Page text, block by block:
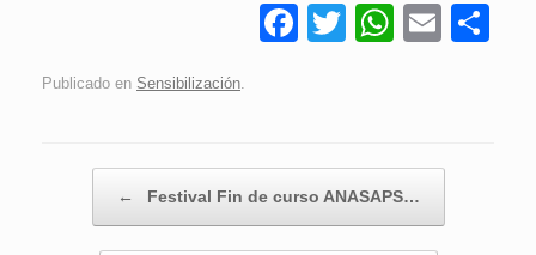
F
b
o
T W
A
p
E
Publicado en Sensibilización
← Festival Fin de curso ANASAPS…